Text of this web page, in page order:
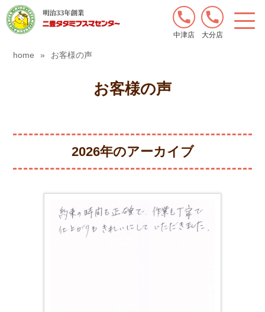
中津店 大分店
home » お客様の声
お客様の声
2026年のアーカイブ